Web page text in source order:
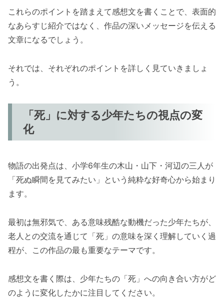
これらのポイントを踏まえて感想文を書くことで、表面的
なあらすじ紹介ではなく、作品の深いメッセージを伝える
文章になるでしょう。
それでは、それぞれのポイントを詳しく見ていきましょ
う。
「死」に対する少年たちの視点の変
化
物語の出発点は、小学6年生の木山・山下・河辺の三人が
「死ぬ瞬間を見てみたい」という純粋な好奇心から始まり
ます。
最初は無邪気で、ある意味残酷な動機だった少年たちが、
老人との交流を通じて「死」の意味を深く理解していく過
程が、この作品の最も重要なテーマです。
感想文を書く際は、少年たちの「死」への向き合い方がど
のように変化したかに注目してください。